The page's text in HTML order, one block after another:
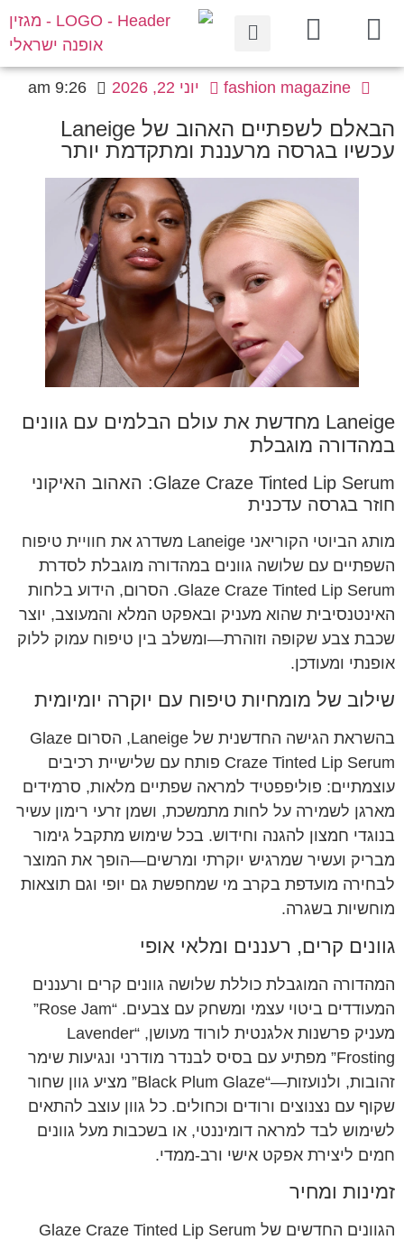
fashion magazine יוני 22, 2026 9:26 am
הבאלם לשפתיים האהוב של Laneige
עכשיו בגרסה מרעננת ומתקדמת יותר
Laneige מחדשת את עולם הבלמים עם גוונים
במהדורה מוגבלת
Glaze Craze Tinted Lip Serum: האהוב האיקוני
חוזר בגרסה עדכנית
מותג הביוטי הקוריאני Laneige משדרג את חוויית טיפוח
השפתיים עם שלושה גוונים במהדורה מוגבלת לסדרת
Glaze Craze Tinted Lip Serum. הסרום, הידוע בלחות
האינטנסיבית שהוא מעניק ובאפקט המלא והמעוצב, יוצר
שכבת צבע שקופה וזוהרת—ומשלב בין טיפוח עמוק ללוק
אופנתי ומעודכן.
שילוב של מומחיות טיפוח עם יוקרה יומיומית
בהשראת הגישה החדשנית של Laneige, הסרום Glaze
Craze Tinted Lip Serum פותח עם שלישיית רכיבים
עוצמתיים: פוליפפטיד למראה שפתיים מלאות, סרמידים
מארגן לשמירה על לחות מתמשכת, ושמן זרעי רימון עשיר
בנוגדי חמצון להגנה וחידוש. בכל שימוש מתקבל גימור
מבריק ועשיר שמרגיש יוקרתי ומרשים—הופך את המוצר
לבחירה מועדפת בקרב מי שמחפשת גם יופי וגם תוצאות
מוחשיות בשגרה.
גוונים קרים, רעננים ומלאי אופי
המהדורה המוגבלת כוללת שלושה גוונים קרים ורעננים
המעודדים ביטוי עצמי ומשחק עם צבעים. “Rose Jam”
מעניק פרשנות אלגנטית לורוד מעושן, “Lavender
Frosting” מפתיע עם בסיס לבנדר מודרני ונגיעות שימר
זהובות, ולנועזות—“Black Plum Glaze” מציע גוון שחור
שקוף עם נצנוצים ורודים וכחולים. כל גוון עוצב להתאים
לשימוש לבד למראה דומיננטי, או בשכבות מעל גוונים
חמים ליצירת אפקט אישי ורב-ממדי.
זמינות ומחיר
הגוונים החדשים של Glaze Craze Tinted Lip Serum